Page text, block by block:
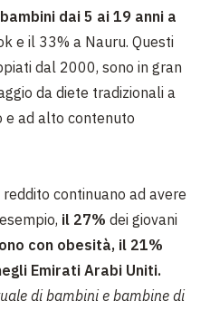
dai 5 ai 19 anni a
e il 33% a Nauru. Questi
dal 2000, sono in gran
da diete tradizionali a
e ad alto contenuto
continuano ad avere
il 27% dei giovani
con obesità, il 21%
Emirati Arabi Uniti.
di bambini e bambine di